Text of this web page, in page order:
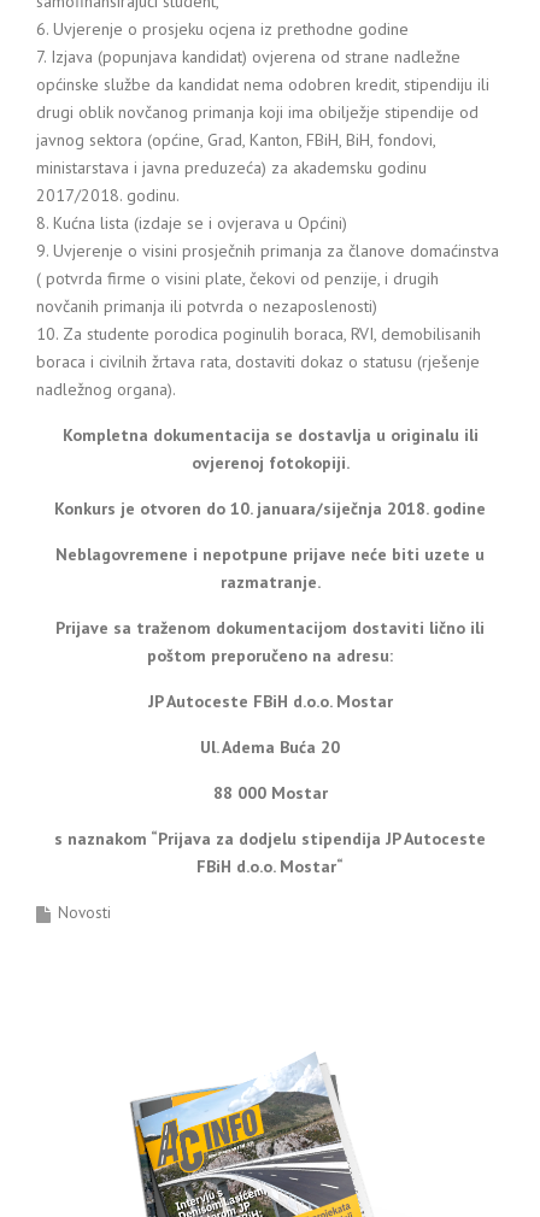
6. Uvjerenje o prosjeku ocjena iz prethodne godine
7. Izjava (popunjava kandidat) ovjerena od strane nadležne
općinske službe da kandidat nema odobren kredit, stipendiju ili
drugi oblik novčanog primanja koji ima obilježje stipendije od
javnog sektora (općine, Grad, Kanton, FBiH, BiH, fondovi,
ministarstava i javna preduzeća) za akademsku godinu
2017/2018. godinu.
8. Kućna lista (izdaje se i ovjerava u Općini)
9. Uvjerenje o visini prosječnih primanja za članove domaćinstva
( potvrda firme o visini plate, čekovi od penzije, i drugih
novčanih primanja ili potvrda o nezaposlenosti)
10. Za studente porodica poginulih boraca, RVI, demobilisanih
boraca i civilnih žrtava rata, dostaviti dokaz o statusu (rješenje
nadležnog organa).
Kompletna dokumentacija se dostavlja u originalu ili
ovjerenoj fotokopiji.
Konkurs je otvoren do 10. januara/siječnja 2018. godine
Neblagovremene i nepotpune prijave neće biti uzete u
razmatranje.
Prijave sa traženom dokumentacijom dostaviti lično ili
poštom preporučeno na adresu:
JP Autoceste FBiH d.o.o. Mostar
Ul. Adema Buća 20
88 000 Mostar
s naznakom “Prijava za dodjelu stipendija JP Autoceste
FBiH d.o.o. Mostar“
Novosti